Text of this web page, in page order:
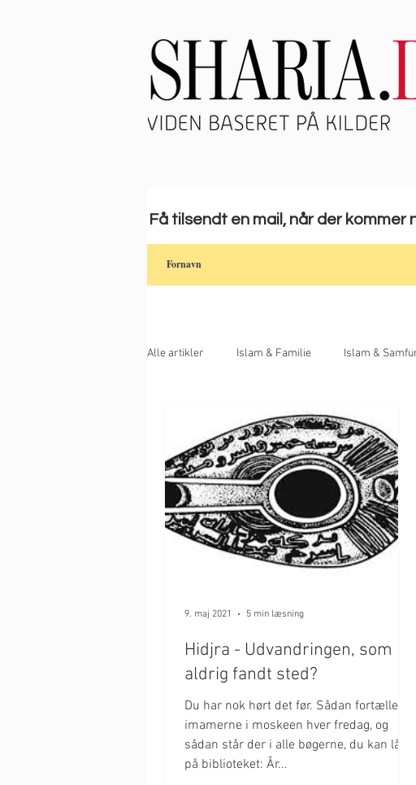
Få tilsendt en mail, når der kommer
Alle artikler Islam & Familie Islam &
Hidjra - Udvandringen, som
aldrig fandt sted?
Du har nok hørt det før. Sådan fortæller
imamerne i moskeen hver fredag, og
sådan står der i alle bøgerne, du kan låne
på biblioteket: År...
9. maj 2021 5 min læsning